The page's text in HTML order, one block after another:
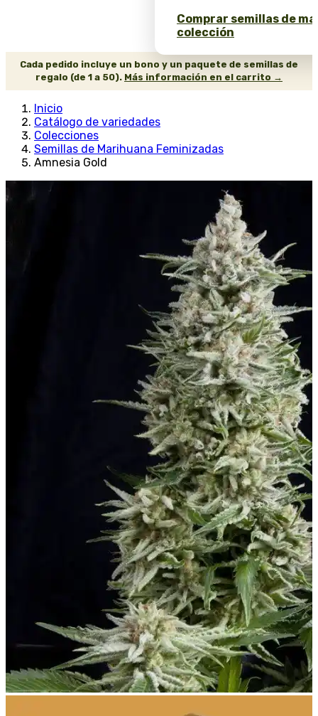
Comprar semillas de
colección
Cada pedido incluye un bono y un paquete de semillas de
regalo (de 1 a 50). Más información en el carrito →
Inicio
Catálogo de variedades
Colecciones
Semillas de Marihuana Feminizadas
Amnesia Gold